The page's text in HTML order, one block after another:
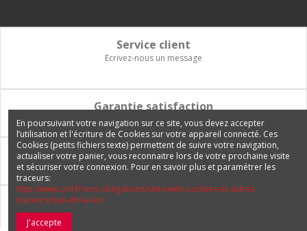
Service client
Ecrivez-nous un message
Garantie satisfaction
Vous disposez de 14 jours pour changer d'avis et être remboursé
Paiement 100% sécurisé
Carte bancaire, PayPal, 3 fois sans frais, virement bancaire
Livraison Internationale
Expédition en France, en Europe et vers tous les DOM-TOM
En poursuivant votre navigation sur ce site, vous devez accepter
l’utilisation et l'écriture de Cookies sur votre appareil connecté. Ces
Cookies (petits fichiers texte) permettent de suivre votre navigation,
actualiser votre panier, vous reconnaitre lors de votre prochaine visite
et sécuriser votre connexion. Pour en savoir plus et paramétrer les
traceurs:
http://www.cnil.fr/vos-obligations/sites-web-cookies-et-autres-
traceurs/que-dit-la-loi/
J'accepte